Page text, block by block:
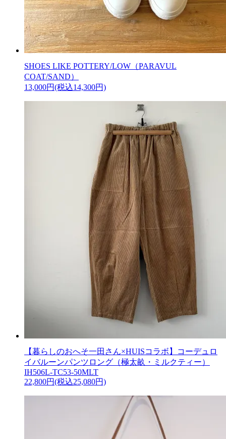
SHOES LIKE POTTERY/LOW（PARAVUL
COAT/SAND）
13,000円(税込14,300円)
【暮らしのおへそ一田さん×HUISコラボ】コーデュロ
イバルーンパンツロング（極太畝・ミルクティー）
IH506L-TC53-50MLT
22,800円(税込25,080円)